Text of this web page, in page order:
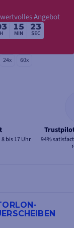
Angebot
H
15
MIN
23
SEC
24x 60x
bis 17 Uhr 94%